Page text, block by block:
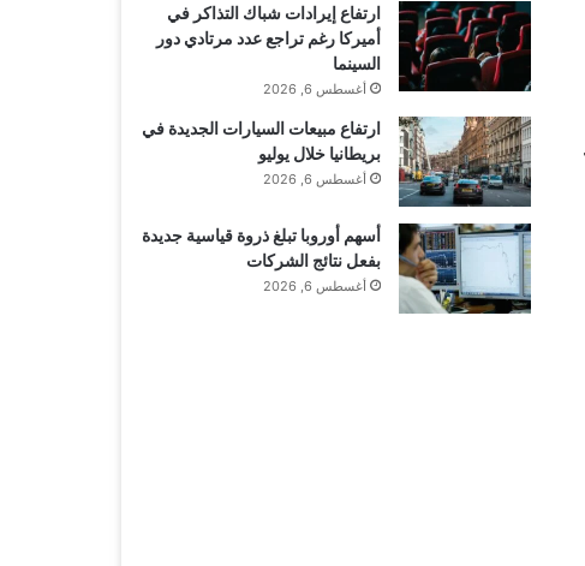
ارتفاع إيرادات شباك التذاكر في
أميركا رغم تراجع عدد مرتادي دور
السينما
أغسطس 6, 2026
ارتفاع مبيعات السيارات الجديدة في
بريطانيا خلال يوليو
أغسطس 6, 2026
أسهم أوروبا تبلغ ذروة قياسية جديدة
بفعل نتائج الشركات
أغسطس 6, 2026